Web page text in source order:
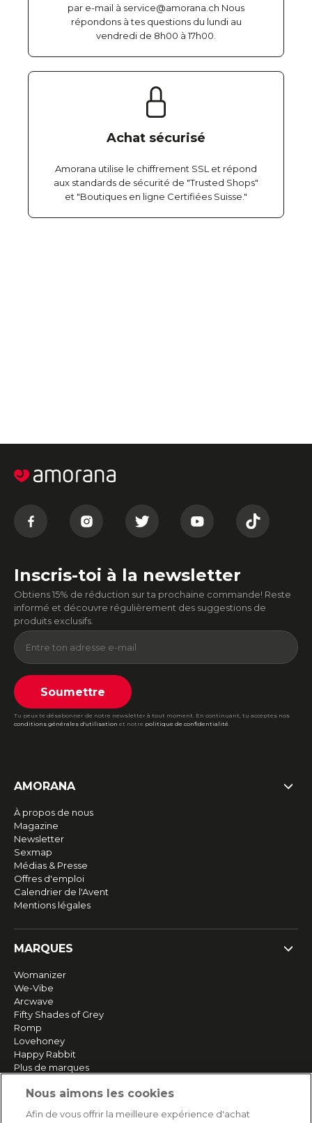
par e-mail à service@amorana.ch Nous
répondons à tes questions du lundi au
vendredi de 8h00 à 17h00.
Achat sécurisé
Amorana utilise le chiffrement SSL et répond
aux standards de sécurité de "Trusted Shops"
et "Boutiques en ligne Certifiées Suisse."
Inscris-toi à la newsletter
Obtiens 15% de réduction sur ta prochaine commande! Reste
informé et découvre régulièrement des suggestions de
produits exclusifs.
Soumettre
Tu peux te désabonner de notre newsletter à tout moment. En continuant, tu acceptes nos
conditions générales d'utilisation et notre politique de confidentialité.
AMORANA
À propos de nous
Magazine
Newsletter
Sexmap
Médias & Presse
Offres d'emploi
Calendrier de l'Avent
Mentions légales
MARQUES
Womanizer
We-Vibe
Arcwave
Fifty Shades of Grey
Romp
Lovehoney
Happy Rabbit
Plus de marques
SERVICE
Nous aimons les cookies
Afin de vous offrir la meilleure expérience d'achat